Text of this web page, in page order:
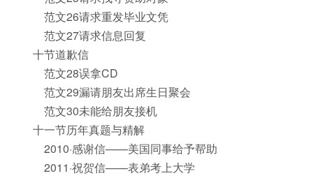
范文26请求重发毕业文凭
范文27请求信息回复
十节道歉信
范文28误拿CD
范文29漏请朋友出席生日聚会
范文30未能给朋友接机
十一节历年真题与精解
2010·感谢信——美国同事给予帮助
2011·祝贺信——表弟考上大学